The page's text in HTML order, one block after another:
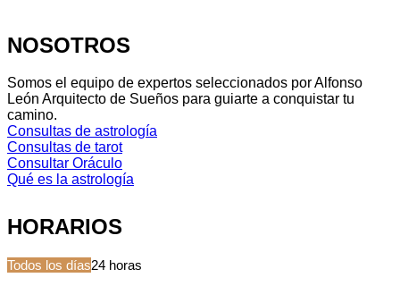
NOSOTROS
Somos el equipo de expertos seleccionados por Alfonso
León Arquitecto de Sueños para guiarte a conquistar tu
camino.
Consultas de astrología
Consultas de tarot
Consultar Oráculo
Qué es la astrología
HORARIOS
Todos los días24 horas